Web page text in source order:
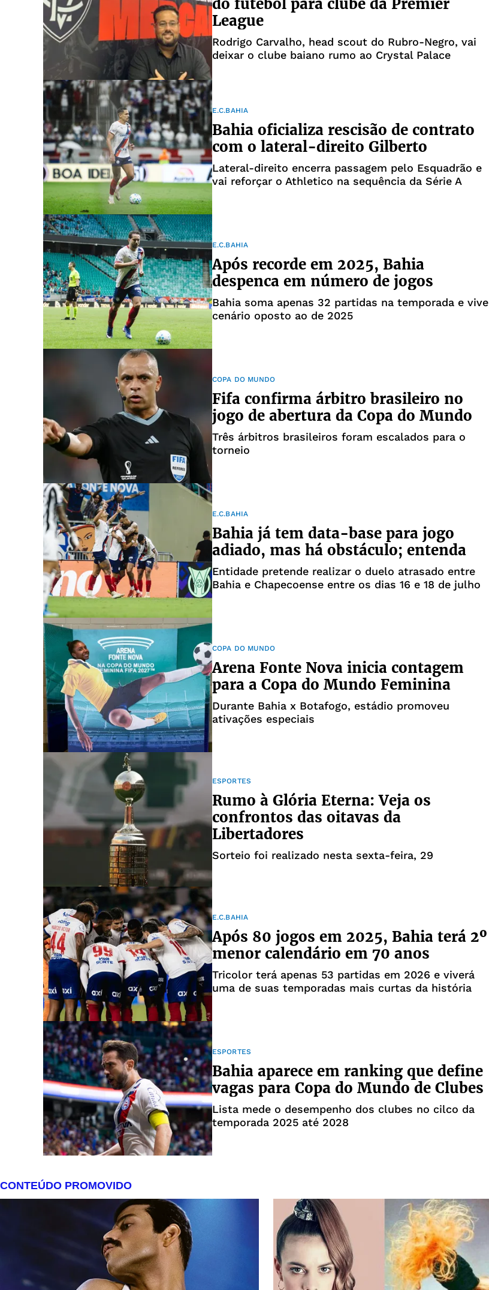
do futebol para clube da Premier
League
Rodrigo Carvalho, head scout do Rubro-Negro, vai
deixar o clube baiano rumo ao Crystal Palace
E.C.BAHIA
Bahia oficializa rescisão de contrato
com o lateral-direito Gilberto
Lateral-direito encerra passagem pelo Esquadrão e
vai reforçar o Athletico na sequência da Série A
E.C.BAHIA
Após recorde em 2025, Bahia
despenca em número de jogos
Bahia soma apenas 32 partidas na temporada e vive
cenário oposto ao de 2025
COPA DO MUNDO
Fifa confirma árbitro brasileiro no
jogo de abertura da Copa do Mundo
Três árbitros brasileiros foram escalados para o
torneio
E.C.BAHIA
Bahia já tem data-base para jogo
adiado, mas há obstáculo; entenda
Entidade pretende realizar o duelo atrasado entre
Bahia e Chapecoense entre os dias 16 e 18 de julho
COPA DO MUNDO
Arena Fonte Nova inicia contagem
para a Copa do Mundo Feminina
Durante Bahia x Botafogo, estádio promoveu
ativações especiais
ESPORTES
Rumo à Glória Eterna: Veja os
confrontos das oitavas da
Libertadores
Sorteio foi realizado nesta sexta-feira, 29
E.C.BAHIA
Após 80 jogos em 2025, Bahia terá 2º
menor calendário em 70 anos
Tricolor terá apenas 53 partidas em 2026 e viverá
uma de suas temporadas mais curtas da história
ESPORTES
Bahia aparece em ranking que define
vagas para Copa do Mundo de Clubes
Lista mede o desempenho dos clubes no cilco da
temporada 2025 até 2028